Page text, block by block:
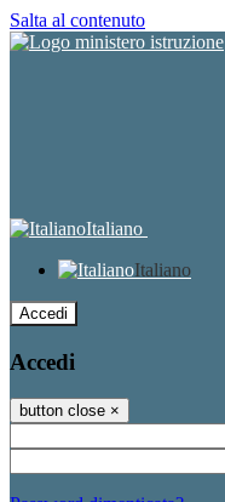
Salta al contenuto
Italiano
Italiano
Accedi
Accedi
button close ×